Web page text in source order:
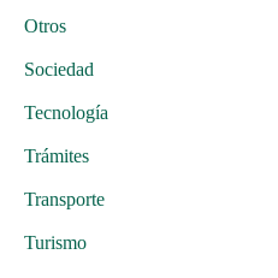
Otros
Sociedad
Tecnología
Trámites
Transporte
Turismo